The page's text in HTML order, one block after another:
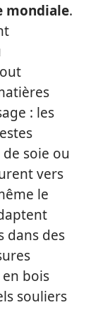
mondiale.
: les
de soie ou
vers
le
dans des
bois
souliers